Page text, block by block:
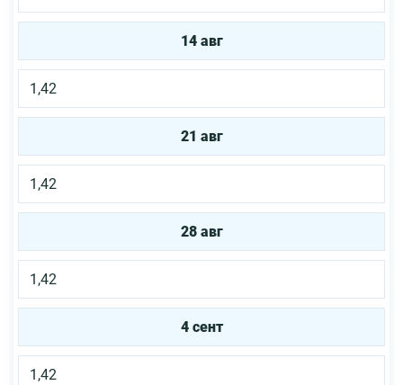
14 авг
1,42
21 авг
1,42
28 авг
1,42
4 сент
1,42